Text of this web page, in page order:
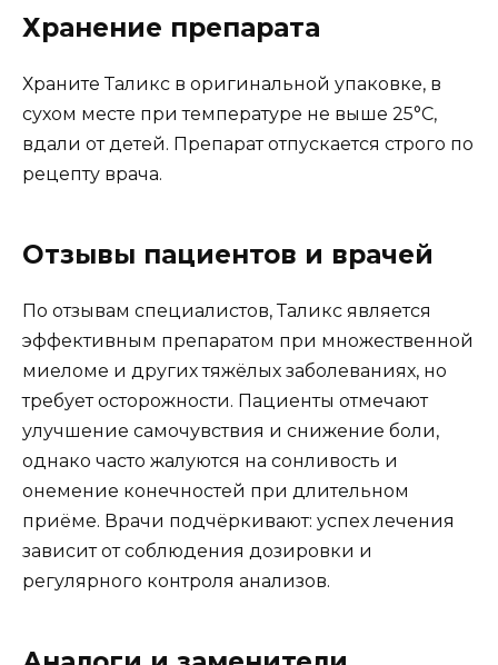
Хранение препарата
Храните Таликс в оригинальной упаковке, в
сухом месте при температуре не выше 25°C,
вдали от детей. Препарат отпускается строго по
рецепту врача.
Отзывы пациентов и врачей
По отзывам специалистов, Таликс является
эффективным препаратом при множественной
миеломе и других тяжёлых заболеваниях, но
требует осторожности. Пациенты отмечают
улучшение самочувствия и снижение боли,
однако часто жалуются на сонливость и
онемение конечностей при длительном
приёме. Врачи подчёркивают: успех лечения
зависит от соблюдения дозировки и
регулярного контроля анализов.